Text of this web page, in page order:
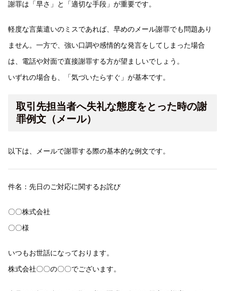
謝罪は「早さ」と「適切な手段」が重要です。
軽度な言葉遣いのミスであれば、早めのメール謝罪でも問題あり
ません。一方で、強い口調や感情的な発言をしてしまった場合
は、電話や対面で直接謝罪する方が望ましいでしょう。
いずれの場合も、「気づいたらすぐ」が基本です。
取引先担当者へ失礼な態度をとった時の謝
罪例文（メール）
以下は、メールで謝罪する際の基本的な例文です。
件名：先日のご対応に関するお詫び
〇〇株式会社
〇〇様
いつもお世話になっております。
株式会社〇〇の〇〇でございます。